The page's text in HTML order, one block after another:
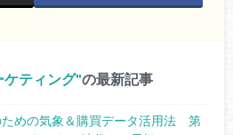
ケティング の最新記事
ための気象＆購買データ活用法 第